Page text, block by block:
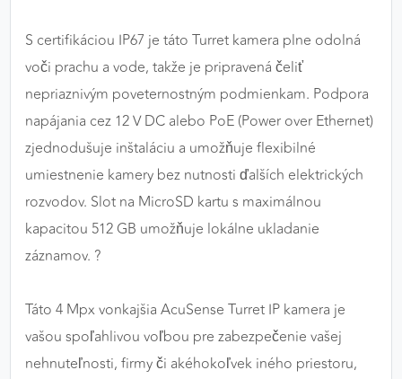
S certifikáciou IP67 je táto Turret kamera plne odolná
voči prachu a vode, takže je pripravená čeliť
nepriaznivým poveternostným podmienkam. Podpora
napájania cez 12 V DC alebo PoE (Power over Ethernet)
zjednodušuje inštaláciu a umožňuje flexibilné
umiestnenie kamery bez nutnosti ďalších elektrických
rozvodov. Slot na MicroSD kartu s maximálnou
kapacitou 512 GB umožňuje lokálne ukladanie
záznamov. ?
Táto 4 Mpx vonkajšia AcuSense Turret IP kamera je
vašou spoľahlivou voľbou pre zabezpečenie vašej
nehnuteľnosti, firmy či akéhokoľvek iného priestoru,